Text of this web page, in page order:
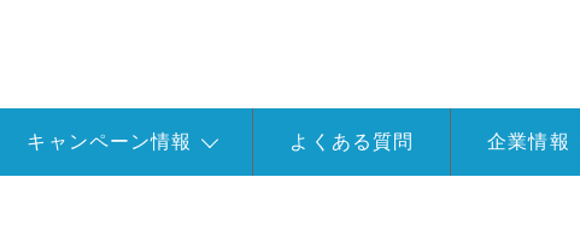
キャンペーン情報 よくある質問 企業情報